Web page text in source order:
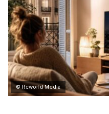
© Reworld Media